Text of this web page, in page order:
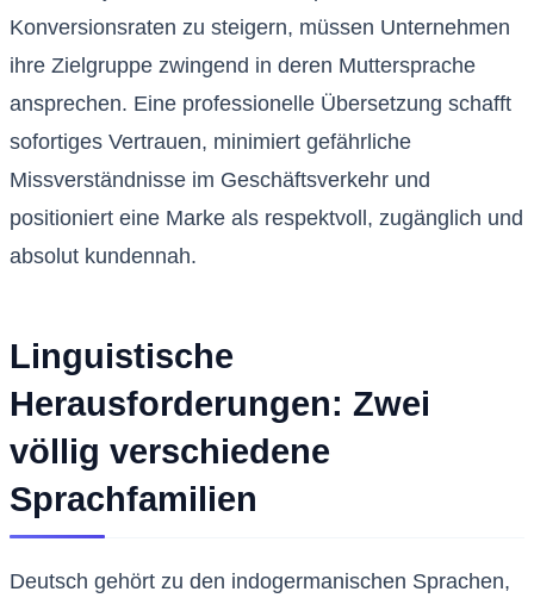
Konversionsraten zu steigern, müssen Unternehmen
ihre Zielgruppe zwingend in deren Muttersprache
ansprechen. Eine professionelle Übersetzung schafft
sofortiges Vertrauen, minimiert gefährliche
Missverständnisse im Geschäftsverkehr und
positioniert eine Marke als respektvoll, zugänglich und
absolut kundennah.
Linguistische
Herausforderungen: Zwei
völlig verschiedene
Sprachfamilien
Deutsch gehört zu den indogermanischen Sprachen,